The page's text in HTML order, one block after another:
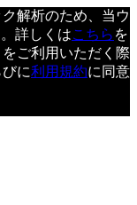
解析のため、当ウ
詳しくはこちら を
ご利用いただく際
に利用規約に同意